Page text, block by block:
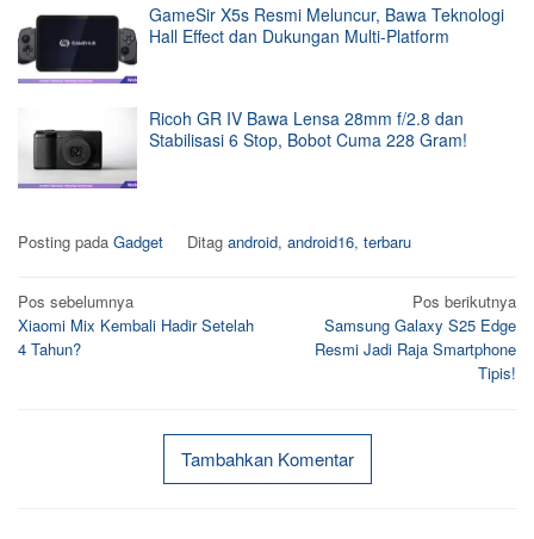
GameSir X5s Resmi Meluncur, Bawa Teknologi
Hall Effect dan Dukungan Multi-Platform
Ricoh GR IV Bawa Lensa 28mm f/2.8 dan
Stabilisasi 6 Stop, Bobot Cuma 228 Gram!
Posting pada Gadget Ditag android, android16, terbaru
Navigasi
pos
Pos sebelumnya
Xiaomi Mix Kembali Hadir Setelah
4 Tahun?
Pos berikutnya
Samsung Galaxy S25 Edge
Resmi Jadi Raja Smartphone
Tipis!
Tambahkan Komentar